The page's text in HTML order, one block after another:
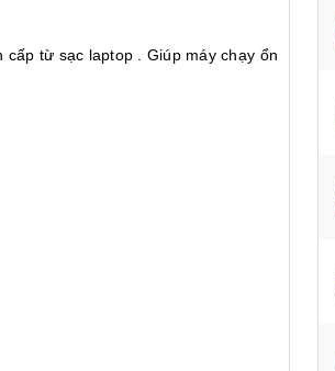
từ sạc laptop . Giúp máy chạy ổn